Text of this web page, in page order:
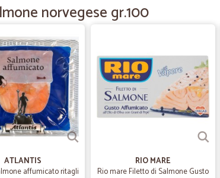
buoni!
prima volta che ho acquistato da Cicalia ed i prodotti sono
qualità L’unico punto negativo è il rapporto qualità prezzo che
a tanti supermercati on Line, che offrono la stessa identica ottima
—Marzia Z.
precisi
—Roberto T.
norvegese gr.100
ATLANTIS
affumicato ritagli
RIO MARE
Rio mare Filetto di Salmone Gusto